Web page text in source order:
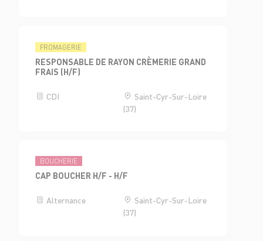
FROMAGERIE
RESPONSABLE DE RAYON CRÈMERIE GRAND
FRAIS (H/F)
CDI
Saint-Cyr-Sur-Loire
(37)
BOUCHERIE
CAP BOUCHER H/F - H/F
Alternance
Saint-Cyr-Sur-Loire
(37)